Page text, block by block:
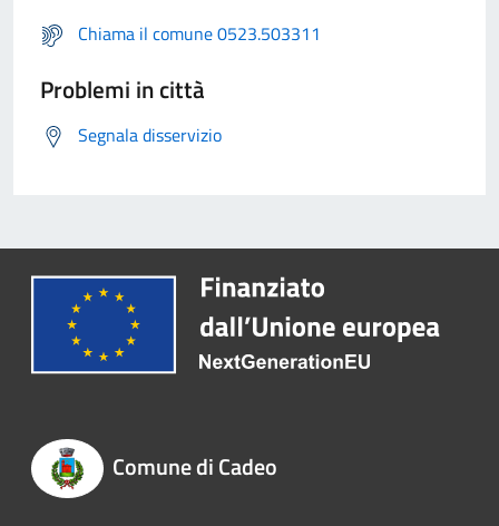
Chiama il comune 0523.503311
Problemi in città
Segnala disservizio
Comune di Cadeo